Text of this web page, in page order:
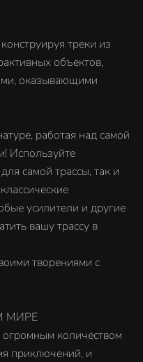
треки из
объектов,
оказывающими
работая над самой
Используйте
самой трассы, так и
усилители и другие
вашу трассу в
творениями с
МИРЕ
количеством
приключений, и